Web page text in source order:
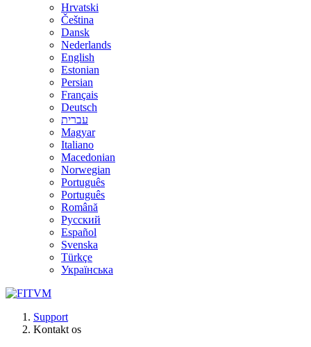
Hrvatski
Čeština
Dansk
Nederlands
English
Estonian
Persian
Français
Deutsch
עברית
Magyar
Italiano
Macedonian
Norwegian
Português
Português
Română
Русский
Español
Svenska
Türkçe
Українська
Support
Kontakt os